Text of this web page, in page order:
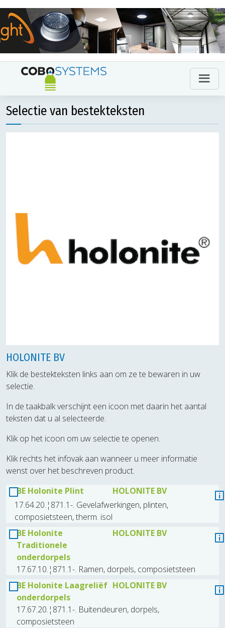
Selectie van bestekteksten
HOLONITE BV
Klik de bestekteksten links aan om ze te bewaren in uw
selectie.
In de taakbalk verschijnt een icoon met daarin het aantal
teksten dat u al selecteerde.
Klik op het icoon om uw selectie te openen.
Klik rechts het infovak aan wanneer u meer informatie
wenst over het beschreven product.
BE Holonite Plint
HOLONITE BV
17.64.20.¦871.1-. Gevelafwerkingen, plinten,
composietsteen, therm. isol
BE Holonite
Traditionele
onderdorpels
HOLONITE BV
17.67.10.¦871.1-. Ramen, dorpels, composietsteen
BE Holonite Laagreliëf
onderdorpels
HOLONITE BV
17.67.20.¦871.1-. Buitendeuren, dorpels,
composietsteen